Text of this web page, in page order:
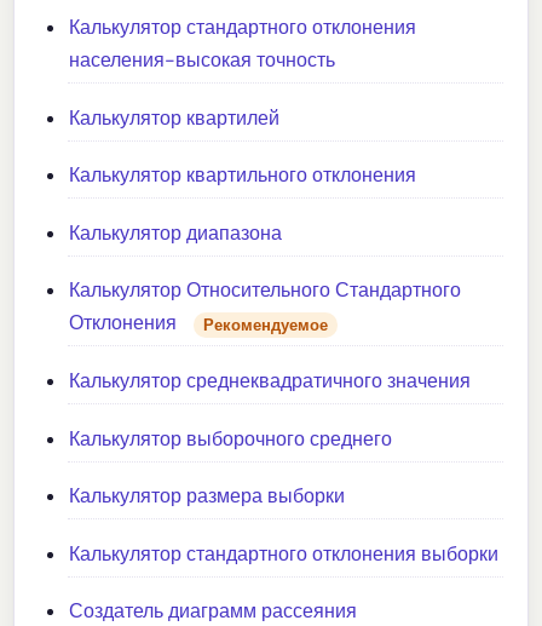
Калькулятор стандартного отклонения
населения-высокая точность
Калькулятор квартилей
Калькулятор квартильного отклонения
Калькулятор диапазона
Калькулятор Относительного Стандартного
Отклонения
Рекомендуемое
Калькулятор среднеквадратичного значения
Калькулятор выборочного среднего
Калькулятор размера выборки
Калькулятор стандартного отклонения выборки
Создатель диаграмм рассеяния